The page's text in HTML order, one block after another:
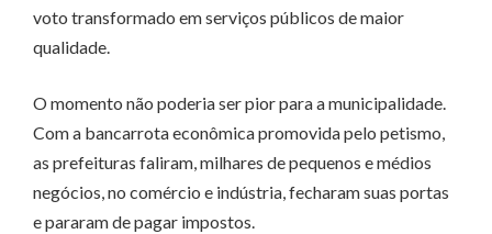
voto transformado em serviços públicos de maior
qualidade.
O momento não poderia ser pior para a municipalidade.
Com a bancarrota econômica promovida pelo petismo,
as prefeituras faliram, milhares de pequenos e médios
negócios, no comércio e indústria, fecharam suas portas
e pararam de pagar impostos.